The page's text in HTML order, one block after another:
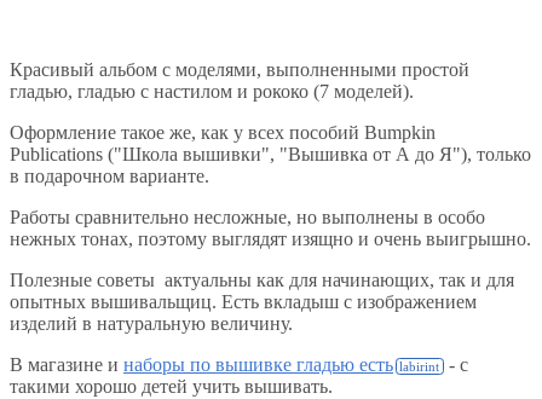
Красивый альбом с моделями, выполненными простой
гладью, гладью с настилом и рококо (7 моделей).
Оформление такое же, как у всех пособий Bumpkin
Publications ("Школа вышивки", "Вышивка от А до Я"), только
в подарочном варианте.
Работы сравнительно несложные, но выполнены в особо
нежных тонах, поэтому выглядят изящно и очень выигрышно.
Полезные советы актуальны как для начинающих, так и для
опытных вышивальщиц. Есть вкладыш с изображением
изделий в натуральную величину.
В магазине и наборы по вышивке гладью есть
- с
такими хорошо детей учить вышивать.